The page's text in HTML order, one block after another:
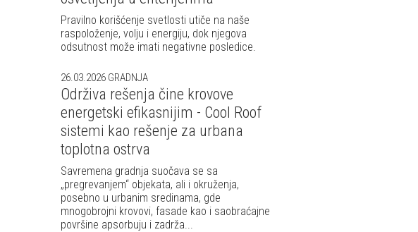
Pravilno korišćenje svetlosti utiče na naše
raspoloženje, volju i energiju, dok njegova
odsutnost može imati negativne posledice.
26.03.2026 GRADNJA
Održiva rešenja čine krovove
energetski efikasnijim - Cool Roof
sistemi kao rešenje za urbana
toplotna ostrva
Savremena gradnja suočava se sa
„pregrevanjem“ objekata, ali i okruženja,
posebno u urbanim sredinama, gde
mnogobrojni krovovi, fasade kao i saobraćajne
površine apsorbuju i zadrža...